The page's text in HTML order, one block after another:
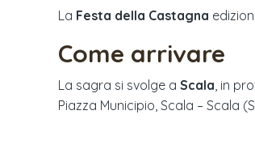
La Festa della Castagna
Come arrivare
La sagra si svolge a Scala, in
Piazza Municipio, Scala – Scala